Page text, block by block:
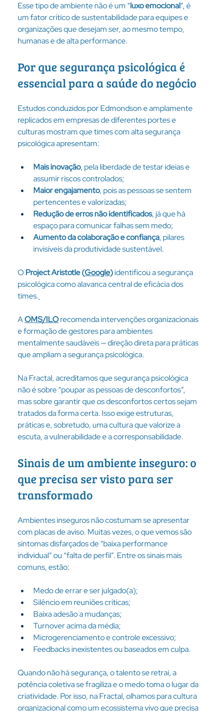
Esse tipo de ambiente não é um “luxo emocional”, é
um fator crítico de sustentabilidade para equipes e
organizações que desejam ser, ao mesmo tempo,
humanas e de alta performance.
Por que segurança psicológica é
essencial para a saúde do negócio
Estudos conduzidos por Edmondson e amplamente
replicados em empresas de diferentes portes e
culturas mostram que times com alta segurança
psicológica apresentam:
Mais inovação, pela liberdade de testar ideias e
assumir riscos controlados;
Maior engajamento, pois as pessoas se sentem
pertencentes e valorizadas;
Redução de erros não identificados, já que há
espaço para comunicar falhas sem medo;
Aumento da colaboração e confiança, pilares
invisíveis da produtividade sustentável.
O Project Aristotle (Google) identificou a segurança
psicológica como alavanca central de eficácia dos
times.
A OMS/ILO recomenda intervenções organizacionais
e formação de gestores para ambientes
mentalmente saudáveis — direção direta para práticas
que ampliam a segurança psicológica.
Na Fractal, acreditamos que segurança psicológica
não é sobre “poupar as pessoas de desconfortos”,
mas sobre garantir que os desconfortos certos sejam
tratados da forma certa. Isso exige estruturas,
práticas e, sobretudo, uma cultura que valorize a
escuta, a vulnerabilidade e a corresponsabilidade.
Sinais de um ambiente inseguro: o
que precisa ser visto para ser
transformado
Ambientes inseguros não costumam se apresentar
com placas de aviso. Muitas vezes, o que vemos são
sintomas disfarçados de “baixa performance
individual” ou “falta de perfil”. Entre os sinais mais
comuns, estão:
Medo de errar e ser julgado(a);
Silêncio em reuniões críticas;
Baixa adesão a mudanças;
Turnover acima da média;
Microgerenciamento e controle excessivo;
Feedbacks inexistentes ou baseados em culpa.
Quando não há segurança, o talento se retrai, a
potência coletiva se fragiliza e o medo toma o lugar da
criatividade. Por isso, na Fractal, olhamos para cultura
organizacional como um ecossistema vivo que precisa